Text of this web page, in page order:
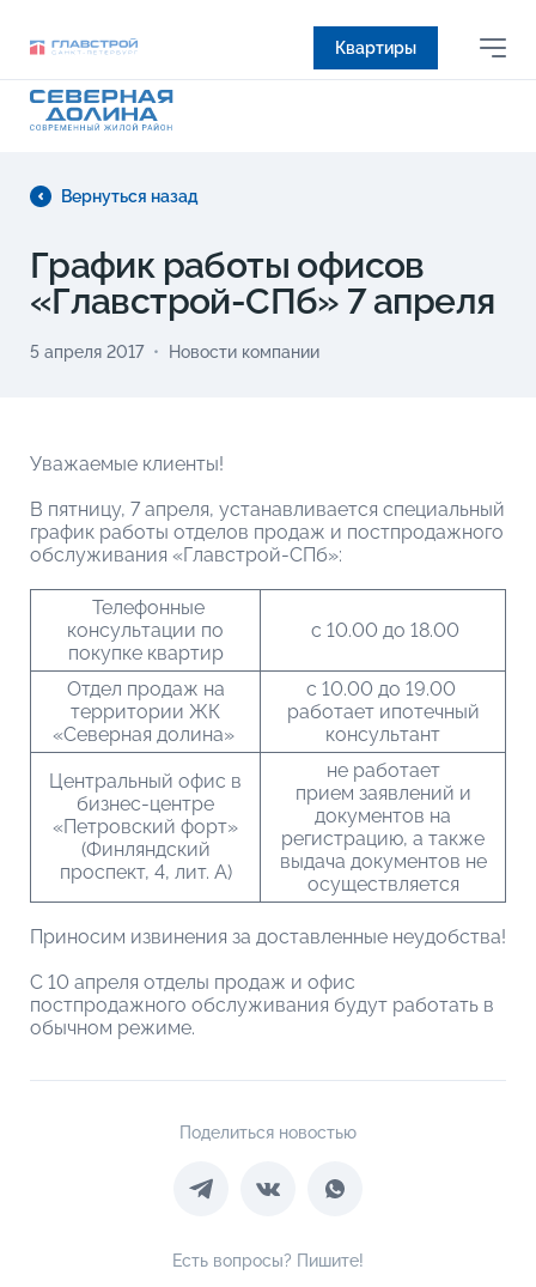
Квартиры
Вернуться назад
График работы офисов
«Главстрой-СПб» 7 апреля
5 апреля 2017 Новости компании
Уважаемые клиенты!
В пятницу, 7 апреля, устанавливается специальный
график работы отделов продаж и постпродажного
обслуживания «Главстрой-СПб»:
Телефонные
консультации по
покупке квартир
с 10.00 до 18.00
Отдел продаж на
территории ЖК
«Северная долина»
с 10.00 до 19.00
работает ипотечный
консультант
Центральный офис в
бизнес-центре
«Петровский форт»
(Финляндский
проспект, 4, лит. А)
не работает
прием заявлений и
документов на
регистрацию, а также
выдача документов не
осуществляется
Приносим извинения за доставленные неудобства!
С 10 апреля отделы продаж и офис
постпродажного обслуживания будут работать в
обычном режиме.
Поделиться новостью
Есть вопросы? Пишите!